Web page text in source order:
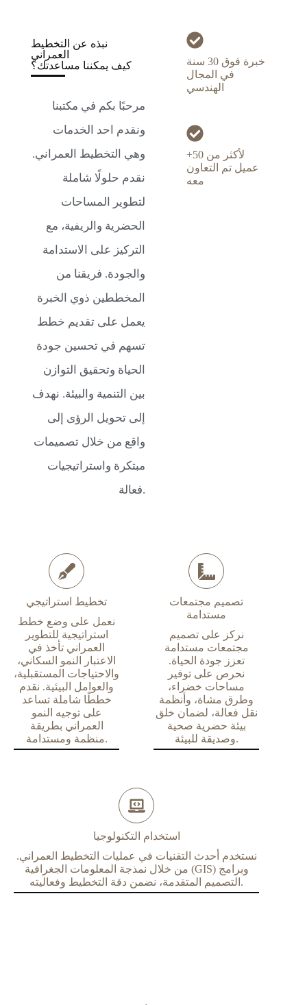
نبذه عن التخطيط
العمراني
كيف يمكننا مساعدتك؟
مرحبًا بكم في مكتبنا
ونقدم احد الخدمات
وهي التخطيط العمراني.
نقدم حلولًا شاملة
لتطوير المساحات
الحضرية والريفية، مع
التركيز على الاستدامة
والجودة. فريقنا من
المخططين ذوي الخبرة
يعمل على تقديم خطط
تسهم في تحسين جودة
الحياة وتحقيق التوازن
بين التنمية والبيئة. نهدف
إلى تحويل الرؤى إلى
واقع من خلال تصميمات
مبتكرة واستراتيجيات
فعالة.
خبرة فوق 30 سنة
في المجال
الهندسي
لأكثر من 50+
عميل تم التعاون
معه
تخطيط استراتيجي
نعمل على وضع خطط
استراتيجية للتطوير
العمراني تأخذ في
الاعتبار النمو السكاني،
والاحتياجات المستقبلية،
والعوامل البيئية. نقدم
خططًا شاملة تساعد
على توجيه النمو
العمراني بطريقة
منظمة ومستدامة.
تصميم مجتمعات
مستدامة
نركز على تصميم
مجتمعات مستدامة
تعزز جودة الحياة.
نحرص على توفير
مساحات خضراء،
وطرق مشاة، وأنظمة
نقل فعالة، لضمان خلق
بيئة حضرية صحية
وصديقة للبيئة.
استخدام التكنولوجيا
نستخدم أحدث التقنيات في عمليات التخطيط العمراني.
من خلال نمذجة المعلومات الجغرافية (GIS) وبرامج
التصميم المتقدمة، نضمن دقة التخطيط وفعاليته.